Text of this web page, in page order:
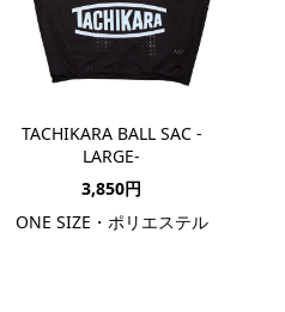
TACHIKARA BALL SAC -
LARGE-
3,850円
ONE SIZE・ポリエステル